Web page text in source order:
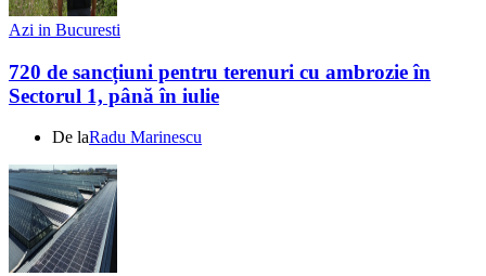
Azi in Bucuresti
720 de sancțiuni pentru terenuri cu ambrozie în
Sectorul 1, până în iulie
De laRadu Marinescu